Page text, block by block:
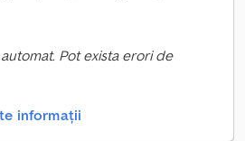
Pot exista erori de
informații